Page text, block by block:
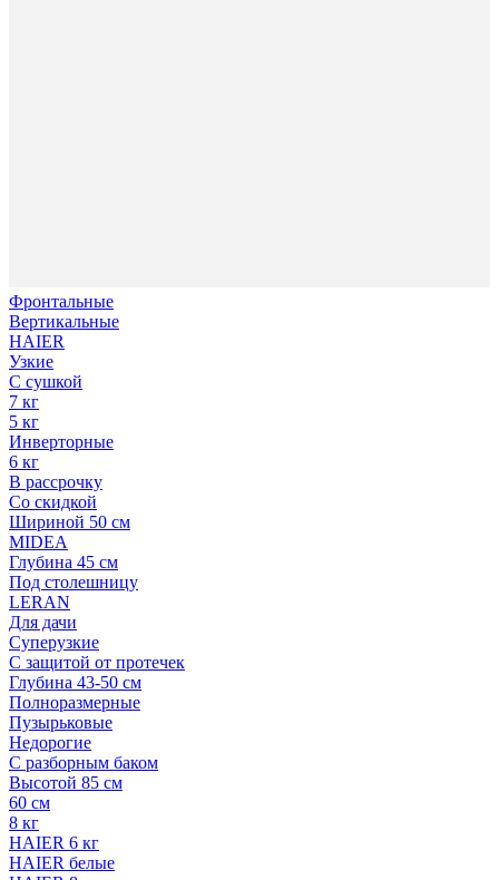
Фронтальные
Вертикальные
HAIER
Узкие
С сушкой
7 кг
5 кг
Инверторные
6 кг
В рассрочку
Со скидкой
Шириной 50 см
MIDEA
Глубина 45 см
Под столешницу
LERAN
Для дачи
Суперузкие
С защитой от протечек
Глубина 43-50 см
Полноразмерные
Пузырьковые
Недорогие
С разборным баком
Высотой 85 см
60 см
8 кг
HAIER 6 кг
HAIER белые